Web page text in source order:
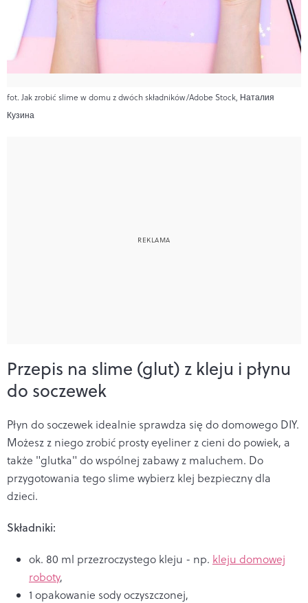
fot. Jak zrobić slime w domu z dwóch składników/Adobe Stock, Наталия
Кузина
Przepis na slime (glut) z kleju i płynu
do soczewek
Płyn do soczewek idealnie sprawdza się do domowego DIY.
Możesz z niego zrobić prosty eyeliner z cieni do powiek, a
także "glutka" do wspólnej zabawy z maluchem. Do
przygotowania tego slime wybierz klej bezpieczny dla
dzieci.
Składniki:
ok. 80 ml przezroczystego kleju - np. kleju domowej
roboty,
1 opakowanie sody oczyszczonej,